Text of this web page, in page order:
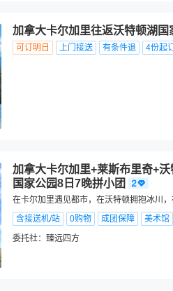
加拿大卡尔加里往返沃特顿湖国
可订明日 上门接送 有条件退 4份起订
加拿大卡尔加里+莱斯布里奇+
国家公园8日7晚拼小团
在卡尔加里遇见都市，在沃特顿拥抱冰川
含接送机/站
0购物 成团保障 美术馆
委托社： 臻远四方